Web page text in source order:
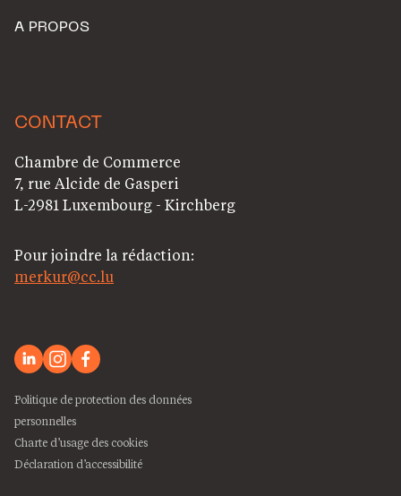
A PROPOS
CONTACT
Chambre de Commerce
7, rue Alcide de Gasperi
L-2981 Luxembourg - Kirchberg
Pour joindre la rédaction:
merkur@cc.lu
Politique de protection des données
personnelles
Charte d’usage des cookies
Déclaration d’accessibilité